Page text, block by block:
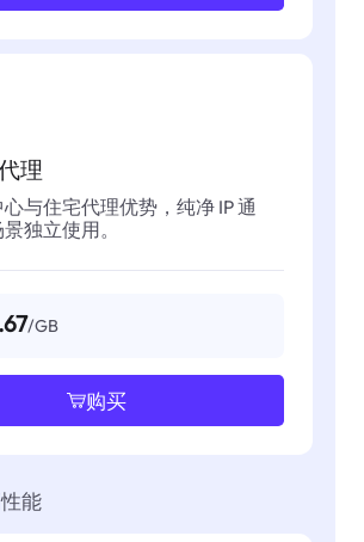
理
与住宅代理优势，纯净 IP 通
独立使用。
/GB
购买
能